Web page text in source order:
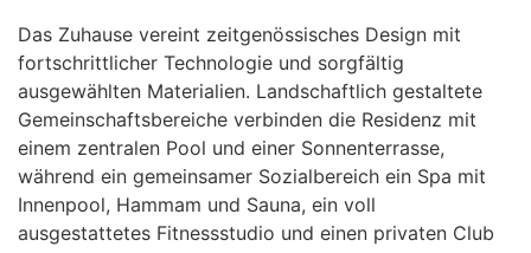
Das Zuhause vereint zeitgenössisches Design mit
fortschrittlicher Technologie und sorgfältig
ausgewählten Materialien. Landschaftlich gestaltete
Gemeinschaftsbereiche verbinden die Residenz mit
einem zentralen Pool und einer Sonnenterrasse,
während ein gemeinsamer Sozialbereich ein Spa mit
Innenpool, Hammam und Sauna, ein voll
ausgestattetes Fitnessstudio und einen privaten Club